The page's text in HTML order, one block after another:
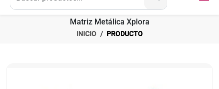
Matriz Metálica Xplora
INICIO PRODUCTO